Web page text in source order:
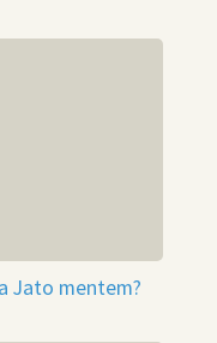
Jato mentem?